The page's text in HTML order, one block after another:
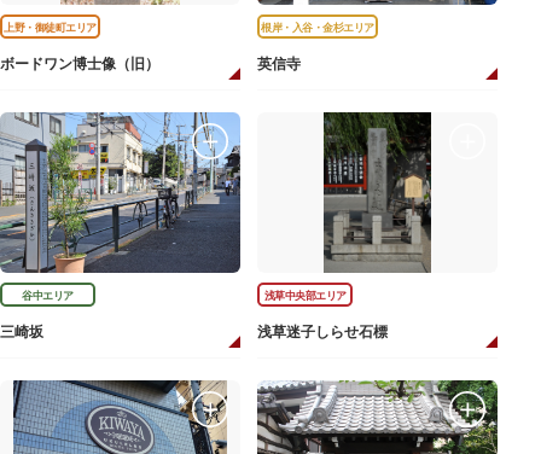
上野・御徒町エリア
ボードワン博士像（旧）
根岸・入谷・金杉エリア
英信寺
谷中エリア
三崎坂
浅草中央部エリア
浅草迷子しらせ石標